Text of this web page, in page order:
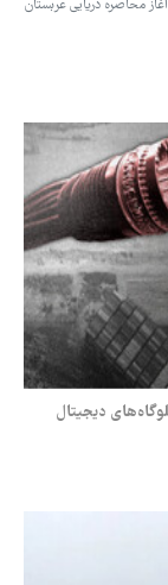
محاصره دریایی عربستان
دیجیتال